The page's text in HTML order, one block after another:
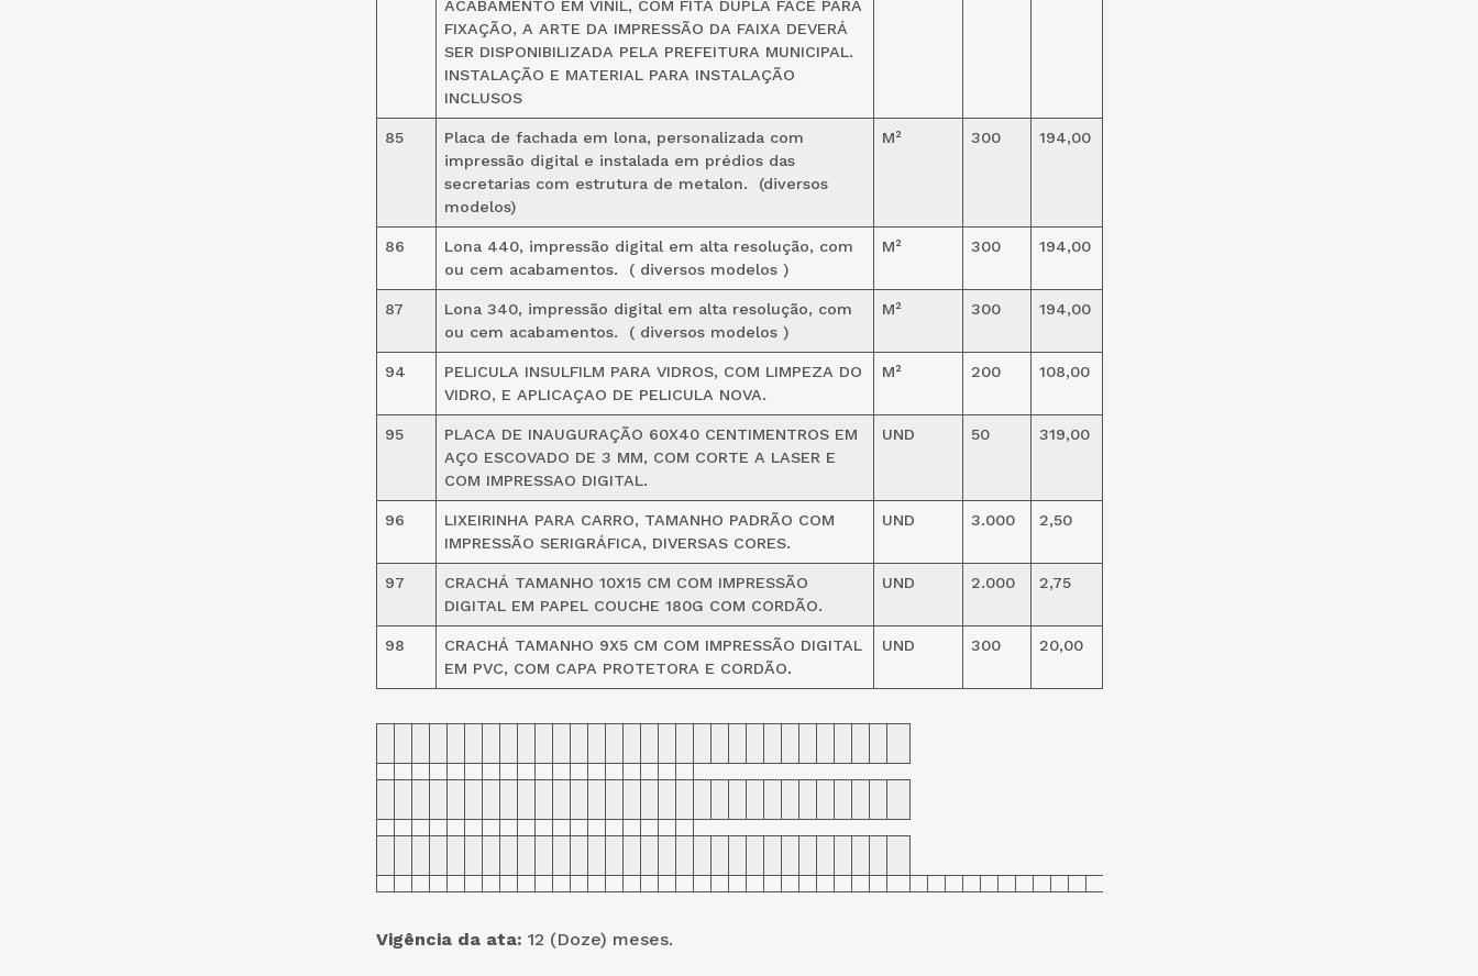
ACABAMENTO EM VINIL, COM FITA DUPLA FACE PARA
FIXAÇÃO, A ARTE DA IMPRESSÃO DA FAIXA DEVERÁ
SER DISPONIBILIZADA PELA PREFEITURA MUNICIPAL.
INSTALAÇÃO E MATERIAL PARA INSTALAÇÃO
INCLUSOS
85
Placa de fachada em lona, personalizada com
impressão digital e instalada em prédios das
secretarias com estrutura de metalon. (diversos
modelos)
M² 300 194,00
86
Lona 440, impressão digital em alta resolução, com
ou cem acabamentos. ( diversos modelos )
M² 300 194,00
87
Lona 340, impressão digital em alta resolução, com
ou cem acabamentos. ( diversos modelos )
M² 300 194,00
94
PELICULA INSULFILM PARA VIDROS, COM LIMPEZA DO
VIDRO, E APLICAÇAO DE PELICULA NOVA.
M² 200 108,00
95
PLACA DE INAUGURAÇÃO 60X40 CENTIMENTROS EM
AÇO ESCOVADO DE 3 MM, COM CORTE A LASER E
COM IMPRESSAO DIGITAL.
UND 50 319,00
96
LIXEIRINHA PARA CARRO, TAMANHO PADRÃO COM
IMPRESSÃO SERIGRÁFICA, DIVERSAS CORES.
UND 3.000 2,50
97
CRACHÁ TAMANHO 10X15 CM COM IMPRESSÃO
DIGITAL EM PAPEL COUCHE 180G COM CORDÃO.
UND 2.000 2,75
98
CRACHÁ TAMANHO 9X5 CM COM IMPRESSÃO DIGITAL
EM PVC, COM CAPA PROTETORA E CORDÃO.
UND 300 20,00
Vigência da ata: 12 (Doze) meses.